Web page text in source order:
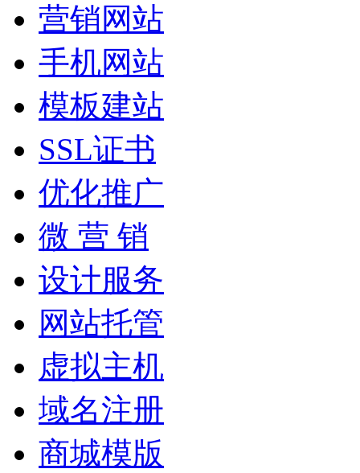
营销网站
手机网站
模板建站
SSL证书
优化推广
微 营 销
设计服务
网站托管
虚拟主机
域名注册
商城模版